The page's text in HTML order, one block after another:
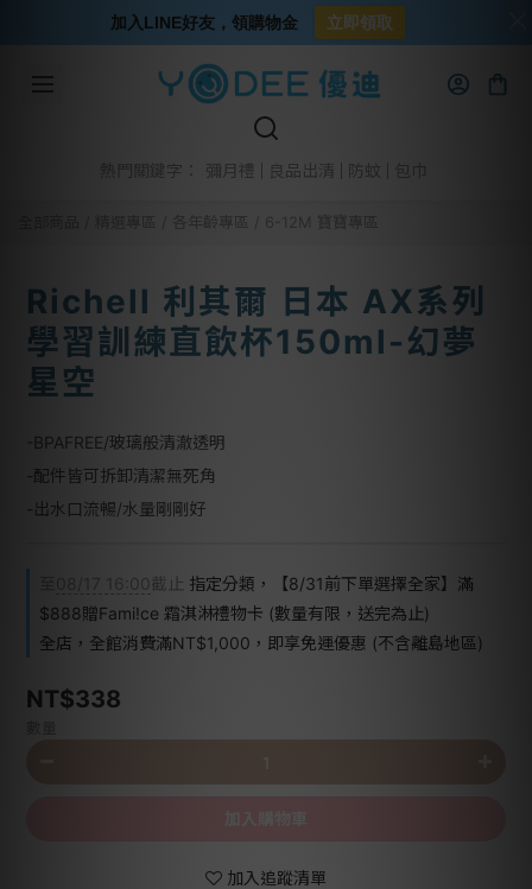
熱門關鍵字： 彌月禮 良品出清 防蚊
各年齡專區 6-12M 寶寶專區
Richell 利其爾 日本 AX系列
學習訓練直飲杯150ml-幻夢
星空
-BPAFREE/玻璃般清澈透明
-配件皆可拆卸清潔無死角
-出水口流暢/水量剛剛好
08/17 16:00截止 指定分類，【8/31前下單選擇全家】滿
$888贈Fami!ce 霜淇淋禮物卡 (數量有限，送完為止)
全店，全館消費滿NT$1,000，即享免運優惠 (不含離島地區)
NT$338
加入追蹤清單
加入LINE好友，領購物金 立即領取